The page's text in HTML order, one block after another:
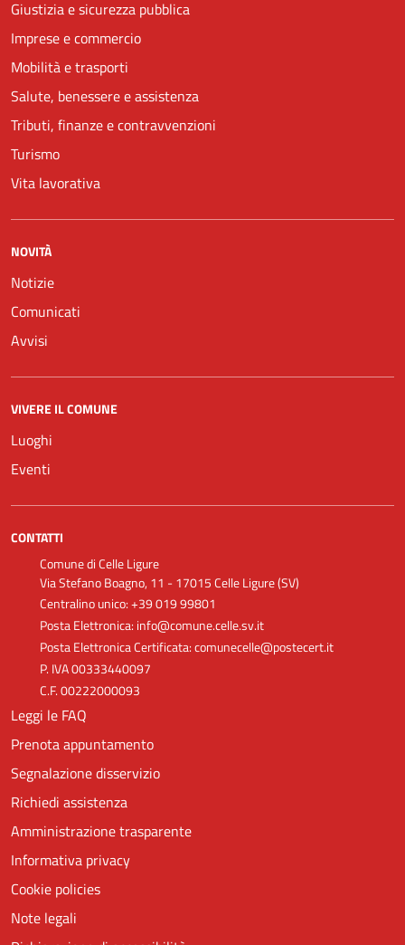
Giustizia e sicurezza pubblica
Imprese e commercio
Mobilità e trasporti
Salute, benessere e assistenza
Tributi, finanze e contravvenzioni
Turismo
Vita lavorativa
NOVITÀ
Notizie
Comunicati
Avvisi
VIVERE IL COMUNE
Luoghi
Eventi
CONTATTI
Comune di Celle Ligure
Via Stefano Boagno, 11 - 17015 Celle Ligure (SV)
Centralino unico: +39 019 99801
Posta Elettronica: info@comune.celle.sv.it
Posta Elettronica Certificata: comunecelle@postecert.it
P. IVA 00333440097
C.F. 00222000093
Leggi le FAQ
Prenota appuntamento
Segnalazione disservizio
Richiedi assistenza
Amministrazione trasparente
Informativa privacy
Cookie policies
Note legali